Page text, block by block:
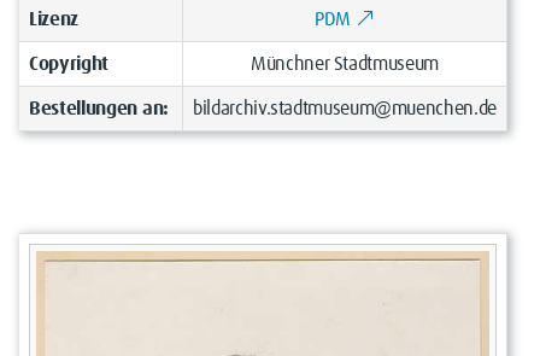
Lizenz PDM
Copyright Münchner Stadtmuseum
Bestellungen an: bildarchiv.stadtmuseum@muenchen.de